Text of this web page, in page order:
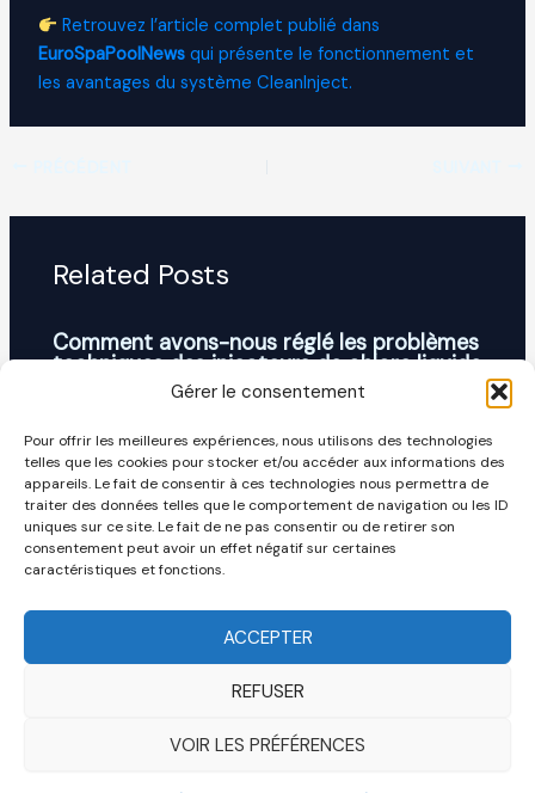
Gérer le consentement
Pour offrir les meilleures expériences, nous utilisons des technologies
telles que les cookies pour stocker et/ou accéder aux informations des
appareils. Le fait de consentir à ces technologies nous permettra de
traiter des données telles que le comportement de navigation ou les ID
uniques sur ce site. Le fait de ne pas consentir ou de retirer son
consentement peut avoir un effet négatif sur certaines
caractéristiques et fonctions.
ACCEPTER
REFUSER
VOIR LES PRÉFÉRENCES
Retrouvez l’article complet publié dans
EuroSpaPoolNewsqui présente le fonctionnement et
les avantages du système CleanInject.
Related Posts
Comment avons-nous réglé les problèmes
techniques des injecteurs de chlore liquide
dans une installation de piscine en
Non classé/19/11/2025
Installation d’une vanne CLEAN INJECT®
sur une piscine d’hôtel à Bordeaux :
interview de Baptiste Berneron (Pool Staff)
Site réalisé par Compagnon Bordeaux